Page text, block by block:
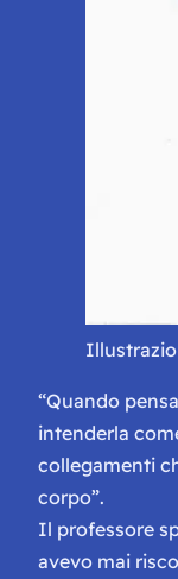
“Quando
intenderla
collegamenti
corpo”.
Il professore
avevo mai